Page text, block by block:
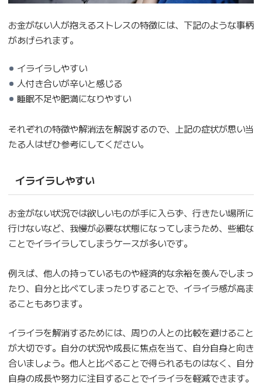
お金がない人が抱えるストレスの特徴には、下記のような事柄
があげられます。
イライラしやすい
人付き合いが辛いと感じる
睡眠不足や肥満になりやすい
それぞれの特徴や解消法を解説するので、上記の症状が思い当
たる人はぜひ参考にしてください。
イライラしやすい
お金がない状況では欲しいものが手に入らず、行きたい場所に
行けないなど、我慢が必要な状態になってしまうため、些細な
ことでイライラしてしまうケースが多いです。
例えば、他人の持っているものや経済的な余裕を羨んでしまっ
たり、自分と比べてしまったりすることで、イライラ感が高ま
ることもあります。
イライラを解消するためには、周りの人との比較を避けること
が大切です。自分の状況や成長に焦点を当て、自分自身と向き
合いましょう。他人と比べることで得られるものはなく、自分
自身の成長や努力に注目することでイライラを軽減できます。